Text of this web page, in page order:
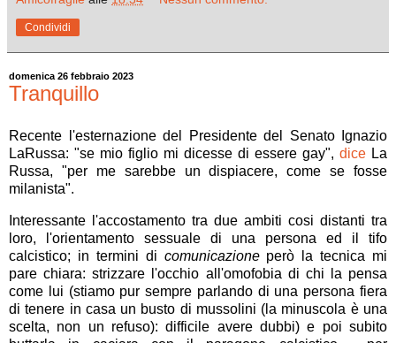
Condividi
domenica 26 febbraio 2023
Tranquillo
Recente l'esternazione del Presidente del Senato Ignazio
LaRussa: "se mio figlio mi dicesse di essere gay", dice La
Russa, "per me sarebbe un dispiacere, come se fosse
milanista".
Interessante l'accostamento tra due ambiti cosi distanti tra
loro, l'orientamento sessuale di una persona ed il tifo
calcistico; in termini di comunicazioneperò la tecnica mi
pare chiara: strizzare l'occhio all'omofobia di chi la pensa
come lui (stiamo pur sempre parlando di una persona fiera
di tenere in casa un busto di mussolini (la minuscola è una
scelta, non un refuso): difficile avere dubbi) e poi subito